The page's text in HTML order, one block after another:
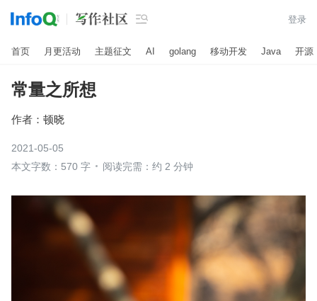
 登录
首页 月更活动 主题征文 AI golang 移动开发 Java 开源
常量之所想
作者： 顿晓
2021-05-05
本文字数：570 字
阅读完需：约 2 分钟